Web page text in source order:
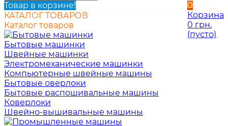
0
Корзина
0 грн.
(пусто)
Товар в корзине!
КАТАЛОГ ТОВАРОВ
Каталог товаров
Бытовые машинки
Швейные машинки
Электромеханические машинки
Компьютерные швейные машины
Бытовые оверлоки
Бытовые распошивальные машины
Коверлоки
Швейно-вышивальные машины